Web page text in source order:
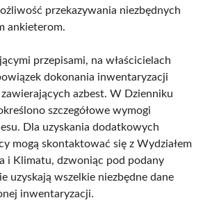
przekazywania niezbędnych
ankieterom.
przepisami, na właścicielach
dokonania inwentaryzacji
azbest. W Dzienniku
szczegółowe wymogi
Dla uzyskania dodatkowych
mogą skontaktować się z Wydziałem
i Klimatu, dzwoniąc pod podany
uzyskają wszelkie niezbędne dane
inwentaryzacji.